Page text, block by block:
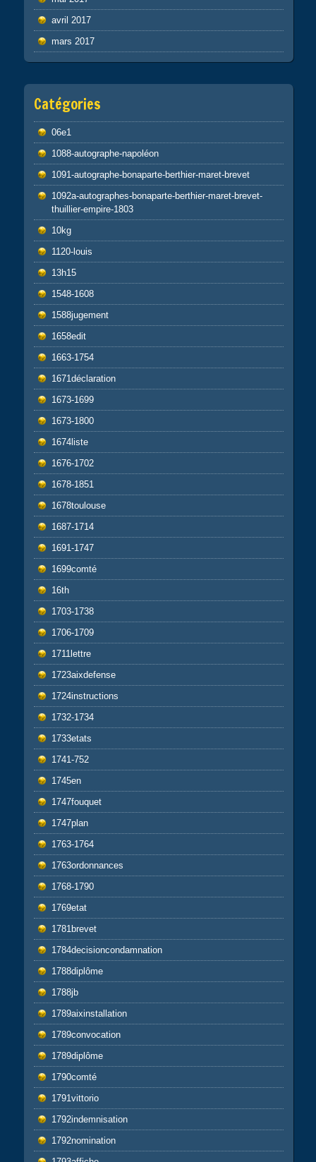
avril 2017
mars 2017
Catégories
06e1
1088-autographe-napoléon
1091-autographe-bonaparte-berthier-maret-brevet
1092a-autographes-bonaparte-berthier-maret-brevet-
thuillier-empire-1803
10kg
1120-louis
13h15
1548-1608
1588jugement
1658edit
1663-1754
1671déclaration
1673-1699
1673-1800
1674liste
1676-1702
1678-1851
1678toulouse
1687-1714
1691-1747
1699comté
16th
1703-1738
1706-1709
1711lettre
1723aixdefense
1724instructions
1732-1734
1733etats
1741-752
1745en
1747fouquet
1747plan
1763-1764
1763ordonnances
1768-1790
1769etat
1781brevet
1784decisioncondamnation
1788diplôme
1788jb
1789aixinstallation
1789convocation
1789diplôme
1790comté
1791vittorio
1792indemnisation
1792nomination